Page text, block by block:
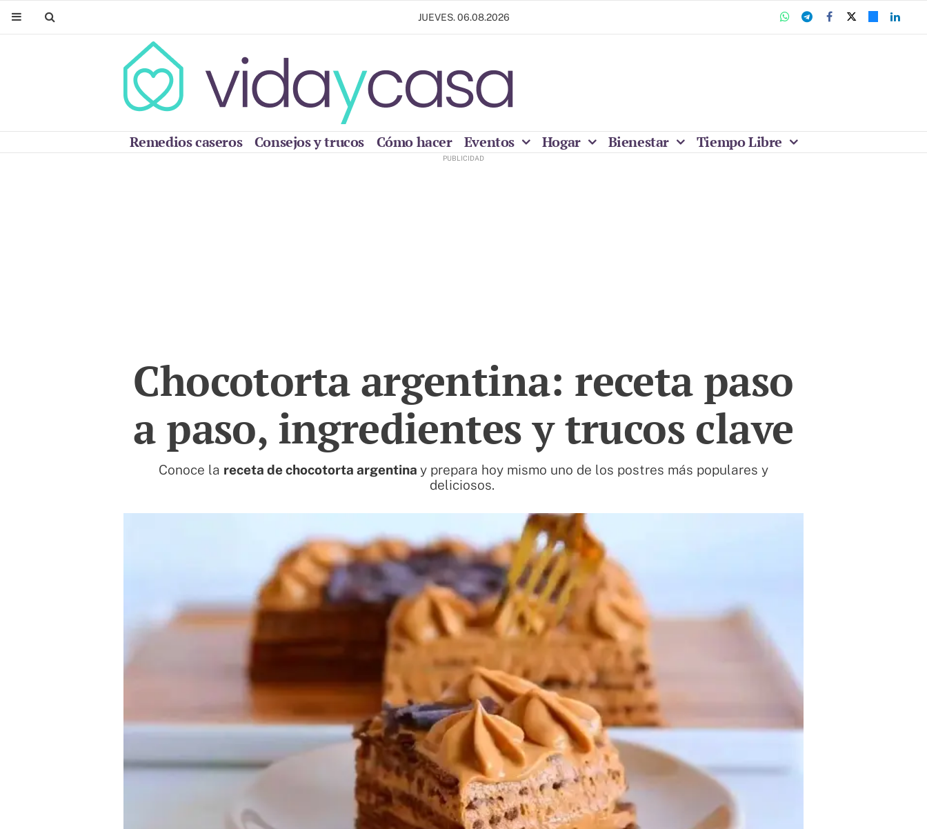
JUEVES. 06.08.2026
Remedios caseros Consejos y trucos Cómo hacer Eventos Hogar Bienestar Tiempo Libre
Chocotorta argentina: receta paso
a paso, ingredientes y trucos clave
Conoce la receta de chocotorta argentina y prepara hoy mismo uno de los postres más populares y
deliciosos.